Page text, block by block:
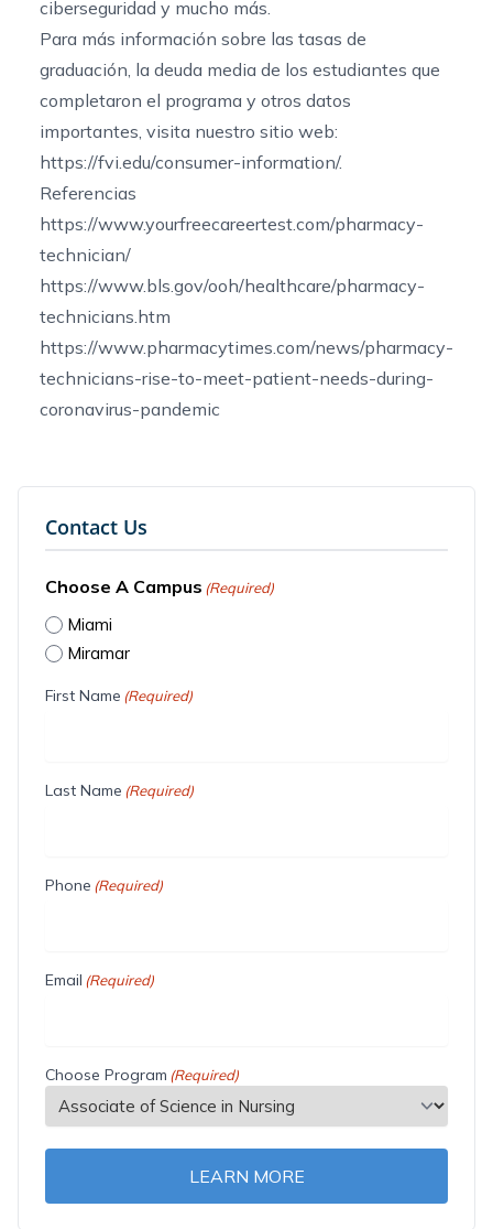
ciberseguridad y mucho más.
Para más información sobre las tasas de
graduación, la deuda media de los estudiantes que
completaron el programa y otros datos
importantes, visita nuestro sitio web:
https://fvi.edu/consumer-information/.
Referencias
https://www.yourfreecareertest.com/pharmacy-
technician/
https://www.bls.gov/ooh/healthcare/pharmacy-
technicians.htm
https://www.pharmacytimes.com/news/pharmacy-
technicians-rise-to-meet-patient-needs-during-
coronavirus-pandemic
Contact Us
Choose A Campus (Required)
Miami
Miramar
First Name (Required)
Last Name (Required)
Phone (Required)
Email (Required)
Choose Program (Required)
LEARN MORE